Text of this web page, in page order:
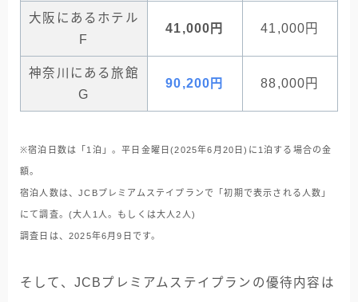
大阪にあるホテル
F
41,000円 41,000円
神奈川にある旅館
G
90,200円 88,000円
※宿泊日数は「1泊」。平日金曜日(2025年6月20日)に1泊する場合の金
額。
宿泊人数は、JCBプレミアムステイプランで「初期で表示される人数」
にて調査。(大人1人。もしくは大人2人)
調査日は、2025年6月9日です。
そして、JCBプレミアムステイプランの優待内容は